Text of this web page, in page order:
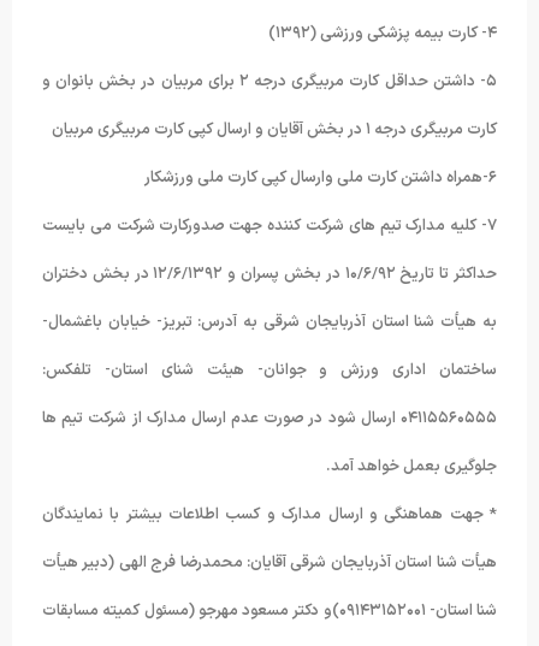
۴- کارت بیمه پزشکی ورزشی (١٣٩٢)
۵- داشتن حداقل کارت مربیگری درجه ٢ برای مربیان در بخش بانوان و
کارت مربیگری درجه ١ در بخش آقایان و ارسال کپی کارت مربیگری مربیان
۶-همراه داشتن کارت ملی وارسال کپی کارت ملی ورزشکار
٧- کلیه مدارک تیم های شرکت کننده جهت صدورکارت شرکت می بایست
حداکثر تا تاریخ ١۰/۶/٩٢ در بخش پسران و ١٢/۶/١٣٩٢ در بخش دختران
به هیأت شنا استان آذربایجان شرقی به آدرس: تبریز- خیابان باغشمال-
ساختمان اداری ورزش و جوانان- هیئت شنای استان- تلفکس:
۰۴١١۵۵۶۰۵۵۵ ارسال شود در صورت عدم ارسال مدارک از شرکت تیم ها
جلوگیری بعمل خواهد آمد.
* جهت هماهنگی و ارسال مدارک و کسب اطلاعات بیشتر با نمایندگان
هیأت شنا استان آذربایجان شرقی آقایان: محمدرضا فرج الهی (دبیر هیأت
شنا استان- ۰٩١۴٣١۵٢۰۰١)و دکتر مسعود مهرجو (مسئول کمیته مسابقات